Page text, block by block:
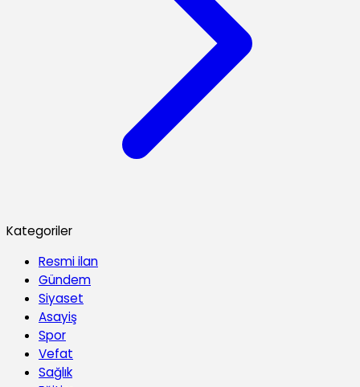
Kategoriler
Resmi ilan
Gündem
Siyaset
Asayiş
Spor
Vefat
Sağlık